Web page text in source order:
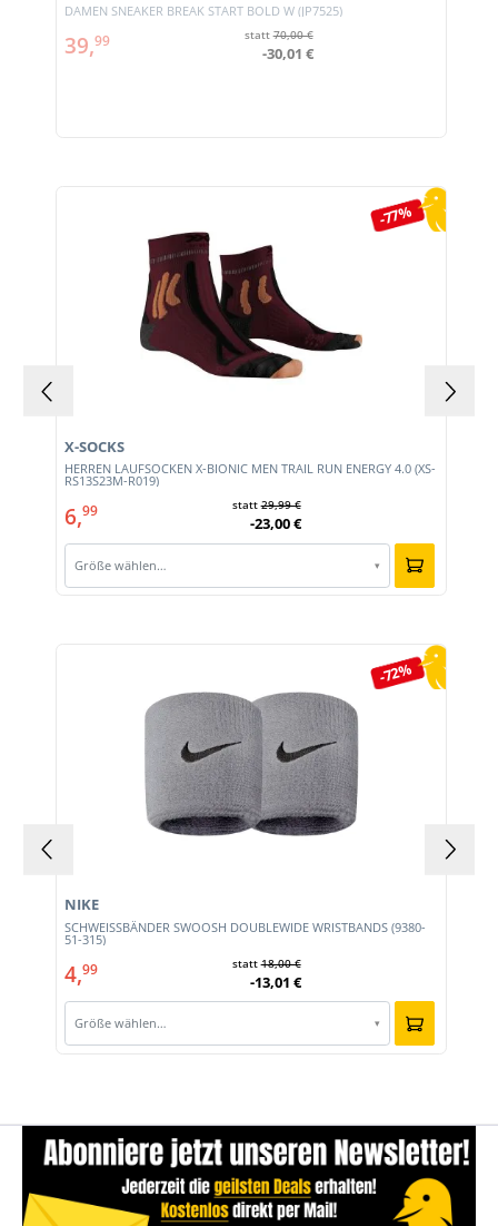
DAMEN SNEAKER BREAK START BOLD W (JP7525)
39,99 statt70,00 €
-30,01 €
-77%
HERREN LAUFSOCKEN X-BIONIC MEN TRAIL RUN ENERGY 4.0 (XS-
RS13S23M-R019)
X-SOCKS
6,99 statt29,99 €
-23,00 €
Größe wählen… ▾
-72%
SCHWEISSBÄNDER SWOOSH DOUBLEWIDE WRISTBANDS (9380-
51-315)
NIKE
4,99 statt18,00 €
-13,01 €
Größe wählen… ▾